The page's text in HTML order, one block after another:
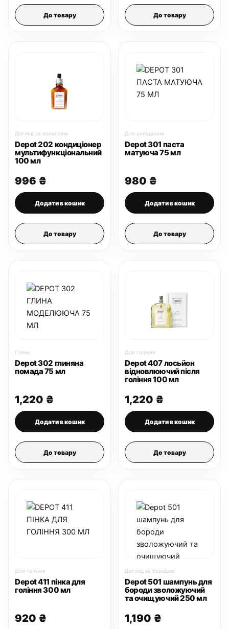
До товару До товару
Догляд за волоссям
Depot 202 кондиціонер
мультифункціональний
100 мл
996 ₴
Додати в кошик
До товару
Для укладання
Depot 301 паста
матуюча 75 мл
980 ₴
Додати в кошик
До товару
Глини
Depot 302 глиняна
помада 75 мл
1,220 ₴
Додати в кошик
До товару
Для гоління
Depot 407 лосьйон
відновлюючий після
гоління 100 мл
1,220 ₴
Додати в кошик
До товару
Для гоління
Depot 411 пінка для
гоління 300 мл
920 ₴
Догляд за бородою
Depot 501 шампунь для
бороди зволожуючий
та очищуючий 250 мл
1,190 ₴